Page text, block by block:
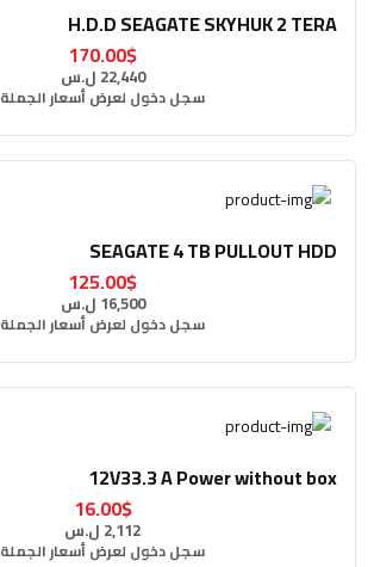
H.D.D SEAGATE SKYHUK 2 TERA
170.00$
22,440 ل.س
سجل دخول لعرض أسعار الجملة
SEAGATE 4 TB PULLOUT HDD
125.00$
16,500 ل.س
سجل دخول لعرض أسعار الجملة
12V33.3 A Power without box
16.00$
2,112 ل.س
سجل دخول لعرض أسعار الجملة